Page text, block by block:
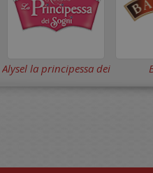
Alysel la principessa dei